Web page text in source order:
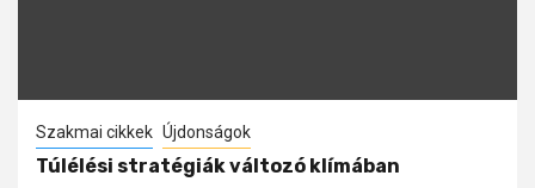
Szakmai cikkek Újdonságok
Túlélési stratégiák változó klímában